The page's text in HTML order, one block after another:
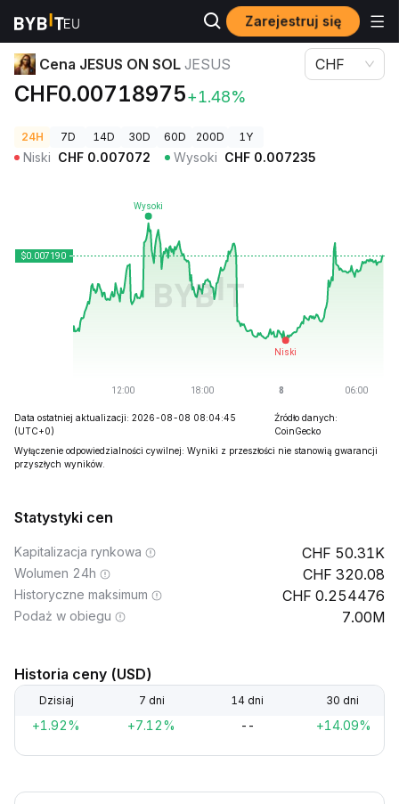
Zarejestruj się
Ceny kryptowalut Cena JESUS ON SOL JESUS
Cena JESUS ON SOL JESUS
CHF0.00718975+1.48%
CHF
24H 7D 14D 30D 60D 200D 1Y
Niski CHF 0.007072 Wysoki CHF 0.007235
Data ostatniej aktualizacji: 2026-08-08 08:04:45
(UTC+0)
Źródło danych:
CoinGecko
Wyłączenie odpowiedzialności cywilnej: Wyniki z przeszłości nie stanowią gwarancji
przyszłych wyników.
Statystyki cen
Kapitalizacja rynkowa 50.31K
Wolumen 24h 320.08
Historyczne maksimum 0.254476
Podaż w obiegu 7.00M
Historia ceny (USD)
Dzisiaj 7 dni 14 dni 30 dni
+1.92% +7.12% -- +14.09%